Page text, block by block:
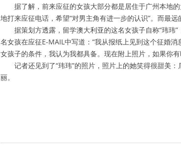
据了解，前来应征的女孩大部分都是居住于广州本地的
地打来应征电话，希望“对男主角有进一步的认识”。而最
据策划方透露，留学澳大利亚的这名女孩子自称“玮玮”
名女孩在应征E-MAIL中写道：“我从报纸上见到这个征婚
女孩子的条件，我认为我都具备。现在附上照片，如果你
记者还见到了“玮玮”的照片，照片上的她笑得很甜美：
丽。